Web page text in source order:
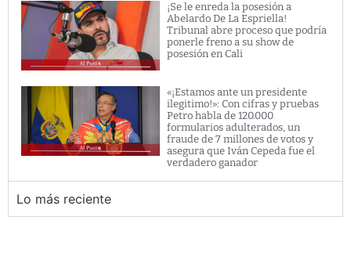
¡Se le enreda la posesión a
Abelardo De La Espriella!
Tribunal abre proceso que podría
ponerle freno a su show de
posesión en Cali
«¡Estamos ante un presidente
ilegitimo!»: Con cifras y pruebas
Petro habla de 120.000
formularios adulterados, un
fraude de 7 millones de votos y
asegura que Iván Cepeda fue el
verdadero ganador
Lo más reciente